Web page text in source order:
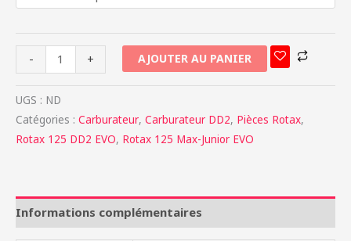
- + AJOUTER AU PANIER
UGS : ND
Catégories : Carburateur, Carburateur DD2, Pièces Rotax,
Rotax 125 DD2 EVO, Rotax 125 Max-Junior EVO
Informations complémentaires